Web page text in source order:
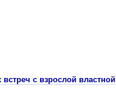
с взрослой властной